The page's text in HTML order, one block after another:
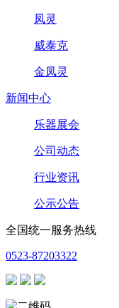
凤灵
威泰克
金凤灵
新闻中心
乐器展会
公司动态
行业资讯
公示公告
全国统一服务热线
0523-87203322